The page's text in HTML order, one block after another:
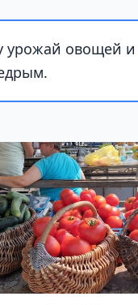
урожай овощей